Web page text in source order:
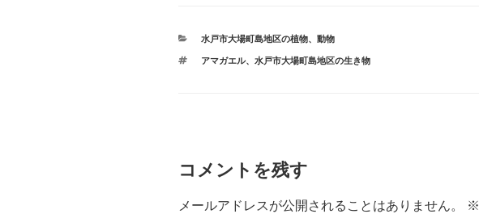
カ
ゴ
水戸市大場町島地区の植物、動物
タ
アマガエル、 水戸市大場町島地区の生き物
コメントを残す
メールアドレスが公開されることはありません。 ※